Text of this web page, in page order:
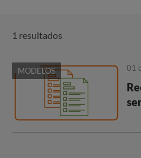
1 resultados
MODELOS 01